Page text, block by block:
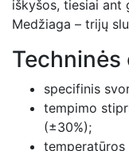
iškyšos, tiesiai ant
Medžiaga – trijų
specifinis
tempimo
(±30%);
temperatūros